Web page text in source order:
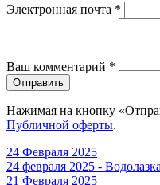
Электронная почта *
Ваш комментарий *
Отправить
Нажимая на кнопку
Публичной оферты.
24 Февраля 2025
24 февраля 2025 -
21 Февраля 2025